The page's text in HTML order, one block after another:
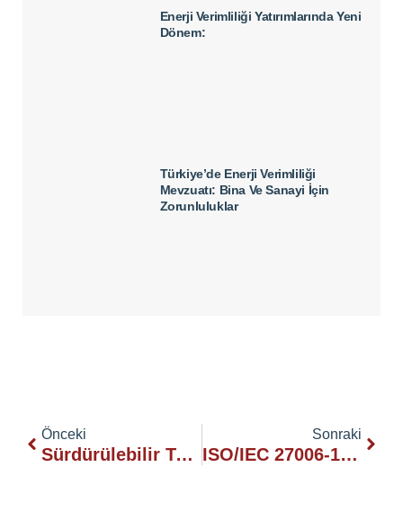
Enerji Verimliliği Yatırımlarında Yeni
Dönem:
Türkiye’de Enerji Verimliliği
Mevzuatı: Bina Ve Sanayi İçin
Zorunluluklar
Önceki
Sürdürülebilir Turizm Ile Geleceğe Yolculuk
Sonraki
ISO/IEC 27006-1:2024 Standardı Yayımlandı: BGYS Denetimlerinde Önemli Değişiklikler